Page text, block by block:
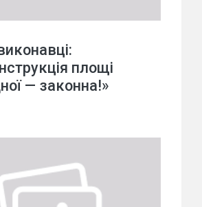
площі
— законна!»